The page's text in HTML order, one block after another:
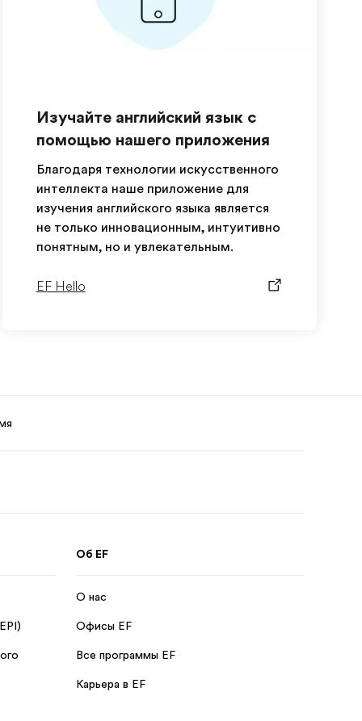
Изучайте английский язык с
помощью нашего приложения
Благодаря технологии искусственного
интеллекта наше приложение для
изучения английского языка является
не только инновационным, интуитивно
понятным, но и увлекательным.
EF Hello
Об EF
О нас
Офисы EF
Все программы EF
Карьера в EF